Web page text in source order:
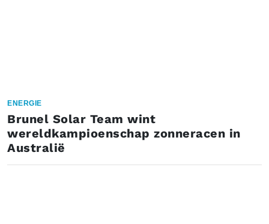
ENERGIE
Brunel Solar Team wint
wereldkampioenschap zonneracen in
Australië